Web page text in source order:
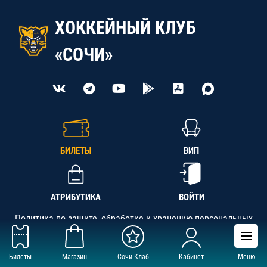
Билеты Магазин Сочи Клаб Кабинет Меню
ХОККЕЙНЫЙ КЛУБ
«СОЧИ»
БИЛЕТЫ ВИП
АТРИБУТИКА ВОЙТИ
Политика по защите, обработке и хранению персональных
данных
АНО «СК «Кубань-Регион», ОГРН 1142300002349,